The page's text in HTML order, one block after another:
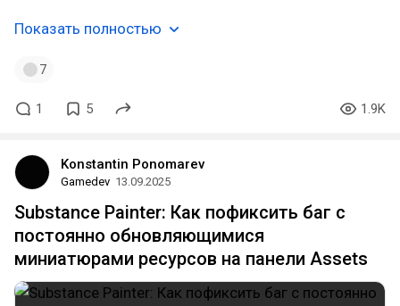
Показать полностью
7
1 5 1.9K
Konstantin Ponomarev
Gamedev 13.09.2025
Substance Painter: Как пофиксить баг с
постоянно обновляющимися
миниатюрами ресурсов на панели Assets